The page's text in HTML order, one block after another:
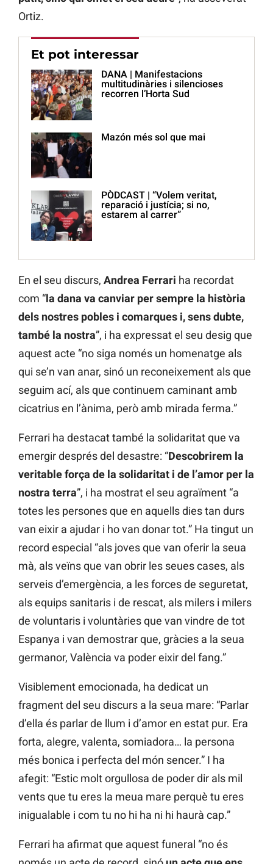
Ortiz.
Et pot interessar
DANA | Manifestacions
multitudinàries i silencioses
recorren l’Horta Sud
Mazón més sol que mai
PÒDCAST | “Volem veritat,
reparació i justícia; si no,
estarem al carrer”
En el seu discurs, Andrea Ferrari ha recordat
com “la dana va canviar per sempre la història
dels nostres pobles i comarques i, sens dubte,
també la nostra”, i ha expressat el seu desig que
aquest acte “no siga només un homenatge als
qui se’n van anar, sinó un reconeixement als que
seguim ací, als que continuem caminant amb
cicatrius en l’ànima, però amb mirada ferma.”
Ferrari ha destacat també la solidaritat que va
emergir després del desastre: “Descobrirem la
veritable força de la solidaritat i de l’amor per la
nostra terra”, i ha mostrat el seu agraïment “a
totes les persones que en aquells dies tan durs
van eixir a ajudar i ho van donar tot.” Ha tingut un
record especial “als joves que van oferir la seua
mà, als veïns que van obrir les seues cases, als
serveis d’emergència, a les forces de seguretat,
als equips sanitaris i de rescat, als milers i milers
de voluntaris i voluntàries que van vindre de tot
Espanya i van demostrar que, gràcies a la seua
germanor, València va poder eixir del fang.”
Visiblement emocionada, ha dedicat un
fragment del seu discurs a la seua mare: “Parlar
d’ella és parlar de llum i d’amor en estat pur. Era
forta, alegre, valenta, somiadora… la persona
més bonica i perfecta del món sencer.” I ha
afegit: “Estic molt orgullosa de poder dir als mil
vents que tu eres la meua mare perquè tu eres
inigualable i com tu no hi ha ni hi haurà cap.”
Ferrari ha afirmat que aquest funeral “no és